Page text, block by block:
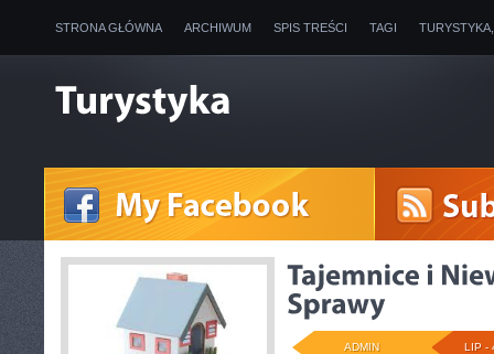
STRONA GŁÓWNA ARCHIWUM SPIS TREŚCI TAGI
LIP -
ADMIN